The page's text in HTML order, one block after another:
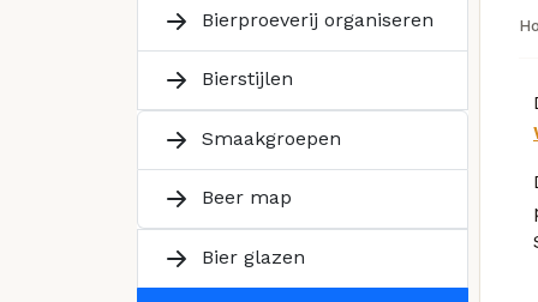
Bierproeverij organiseren
Bierstijlen
Smaakgroepen
Beer map
Bier glazen